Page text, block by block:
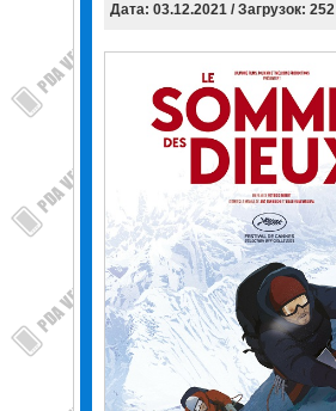
Дата: 03.12.2021 / Загрузок: 252